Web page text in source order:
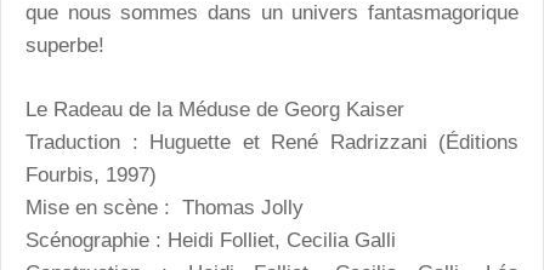
que nous sommes dans un univers fantasmagorique
superbe!
Le Radeau de la Méduse de Georg Kaiser
Traduction : Huguette et René Radrizzani (Éditions
Fourbis, 1997)
Mise en scène : Thomas Jolly
Scénographie : Heidi Folliet, Cecilia Galli